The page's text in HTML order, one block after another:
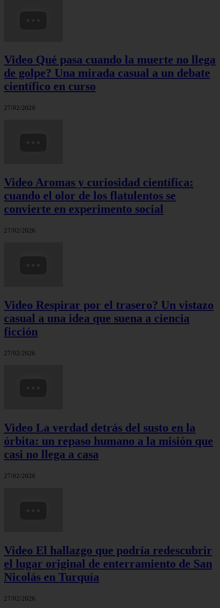
Video Qué pasa cuando la muerte no llega
de golpe? Una mirada casual a un debate
científico en curso
27/02/2026
Video Aromas y curiosidad científica:
cuando el olor de los flatulentos se
convierte en experimento social
27/02/2026
Video Respirar por el trasero? Un vistazo
casual a una idea que suena a ciencia
ficción
27/02/2026
Video La verdad detrás del susto en la
órbita: un repaso humano a la misión que
casi no llega a casa
27/02/2026
Video El hallazgo que podría redescubrir
el lugar original de enterramiento de San
Nicolás en Turquía
27/02/2026